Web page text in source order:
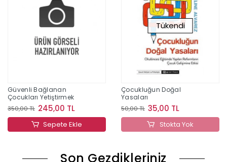
Güvenli Bağlanan
Çocukları Yetiştirmek
350,00 TL 245,00 TL
Sepete Ekle
Tükendi
Çocukluğun Doğal
Yasaları
50,00 TL 35,00 TL
Stokta Yok
Son Gezdikleriniz